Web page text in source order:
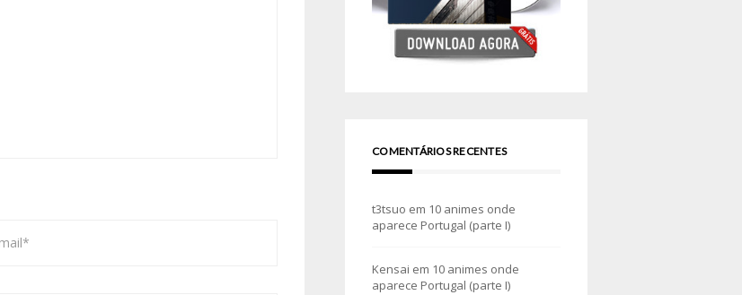
COMENTÁRIOS RECENTES
t3tsuo em 10 animes onde
aparece Portugal (parte I)
Kensai em 10 animes onde
aparece Portugal (parte I)